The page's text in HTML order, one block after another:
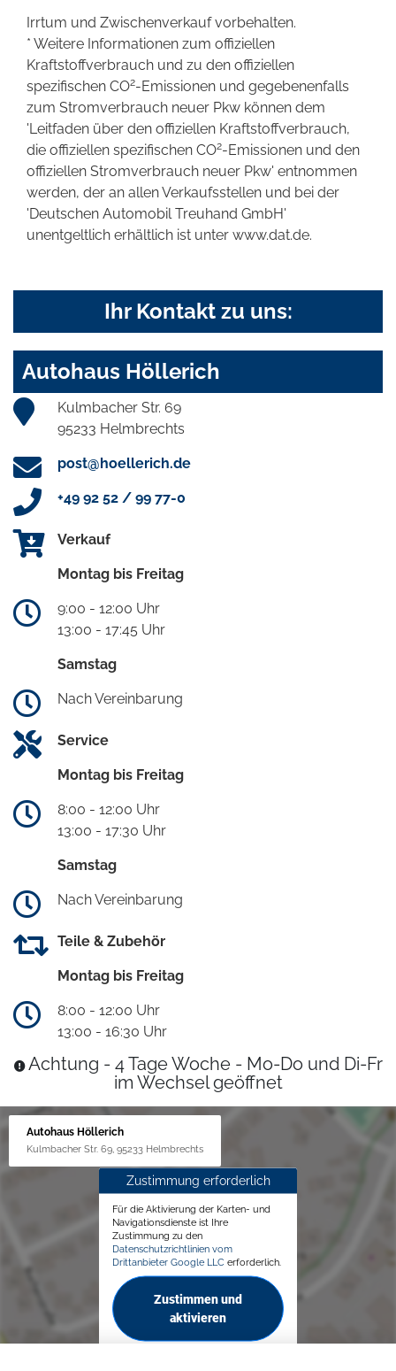
Irrtum und Zwischenverkauf vorbehalten.
* Weitere Informationen zum offiziellen
Kraftstoffverbrauch und zu den offiziellen
spezifischen CO2-Emissionen und gegebenenfalls
zum Stromverbrauch neuer Pkw können dem
'Leitfaden über den offiziellen Kraftstoffverbrauch,
die offiziellen spezifischen CO2-Emissionen und den
offiziellen Stromverbrauch neuer Pkw' entnommen
werden, der an allen Verkaufsstellen und bei der
'Deutschen Automobil Treuhand GmbH'
unentgeltlich erhältlich ist unter www.dat.de.
Ihr Kontakt zu uns:
Autohaus Höllerich
Kulmbacher Str. 69
95233 Helmbrechts
post@hoellerich.de
+49 92 52 / 99 77-0
Verkauf
Montag bis Freitag
9:00 - 12:00 Uhr
13:00 - 17:45 Uhr
Samstag
Nach Vereinbarung
Service
Montag bis Freitag
8:00 - 12:00 Uhr
13:00 - 17:30 Uhr
Samstag
Nach Vereinbarung
Teile & Zubehör
Montag bis Freitag
8:00 - 12:00 Uhr
13:00 - 16:30 Uhr
Achtung - 4 Tage Woche - Mo-Do und Di-Fr
im Wechsel geöffnet
Autohaus Höllerich
Kulmbacher Str. 69, 95233 Helmbrechts
Zustimmung erforderlich
Für die Aktivierung der Karten- und
Navigationsdienste ist Ihre
Zustimmung zu den
Datenschutzrichtlinien vom
Drittanbieter Google LLC erforderlich.
Zustimmen und
aktivieren